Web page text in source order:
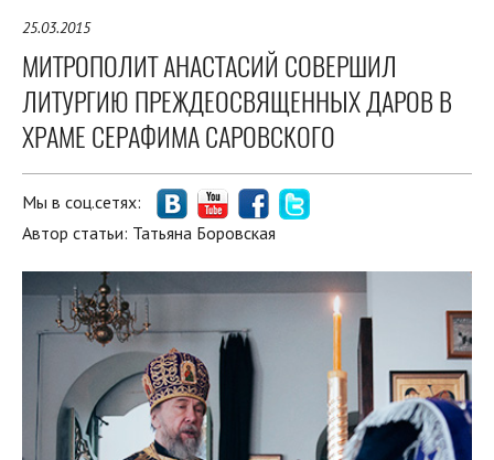
25.03.2015
МИТРОПОЛИТ АНАСТАСИЙ СОВЕРШИЛ
ЛИТУРГИЮ ПРЕЖДЕОСВЯЩЕННЫХ ДАРОВ В
ХРАМЕ СЕРАФИМА САРОВСКОГО
Мы в соц.сетях:
Автор статьи: Татьяна Боровская